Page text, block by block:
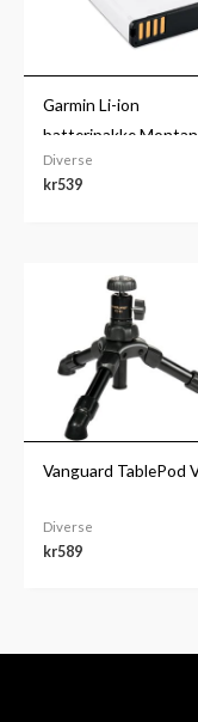
Garmin Li-ion
batteripakke
Diverse
kr539
Vanguard TablePod
Diverse
kr589